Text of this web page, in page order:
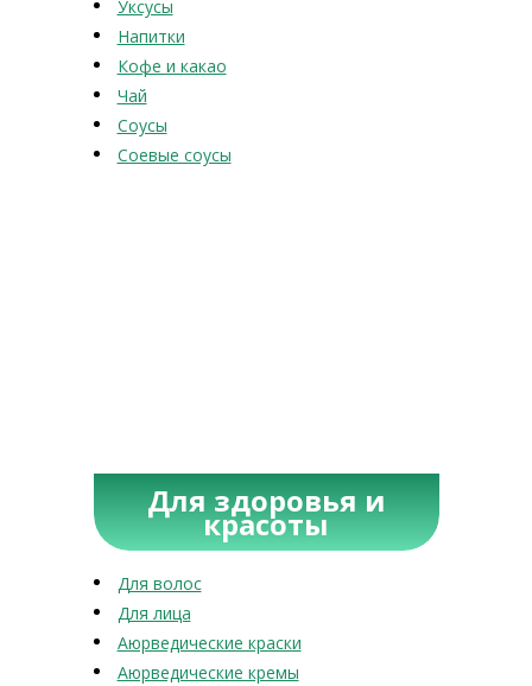
Уксусы
Напитки
Кофе и какао
Чай
Соусы
Соевые соусы
Для здоровья и
красоты
Для волос
Для лица
Аюрведические краски
Аюрведические кремы